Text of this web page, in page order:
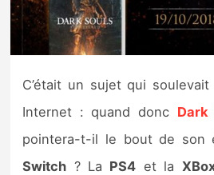
Nintendo Direct
Tests et previews
Tests de jeux
Tests d’accessoires
C’était un sujet qui
Internet : quand donc Dark
pointera-t-il le bout de son
Switch ? La PS4 et la